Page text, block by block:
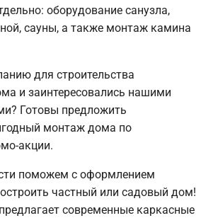
оборудование санузла,
сауны, а также монтаж камина
для строительства
и заинтересовались нашими
Готовы предложить
монтаж дома по
акции.
поможем с оформлением
частный или садовый дом!
современные каркасные